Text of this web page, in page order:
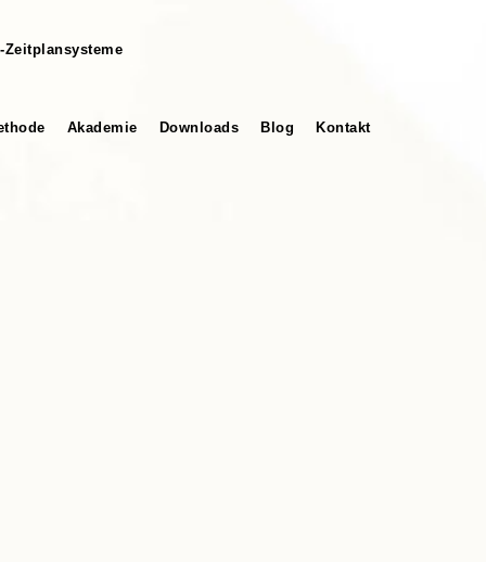
Zeitplansysteme
Akademie Downloads Blog Kontakt